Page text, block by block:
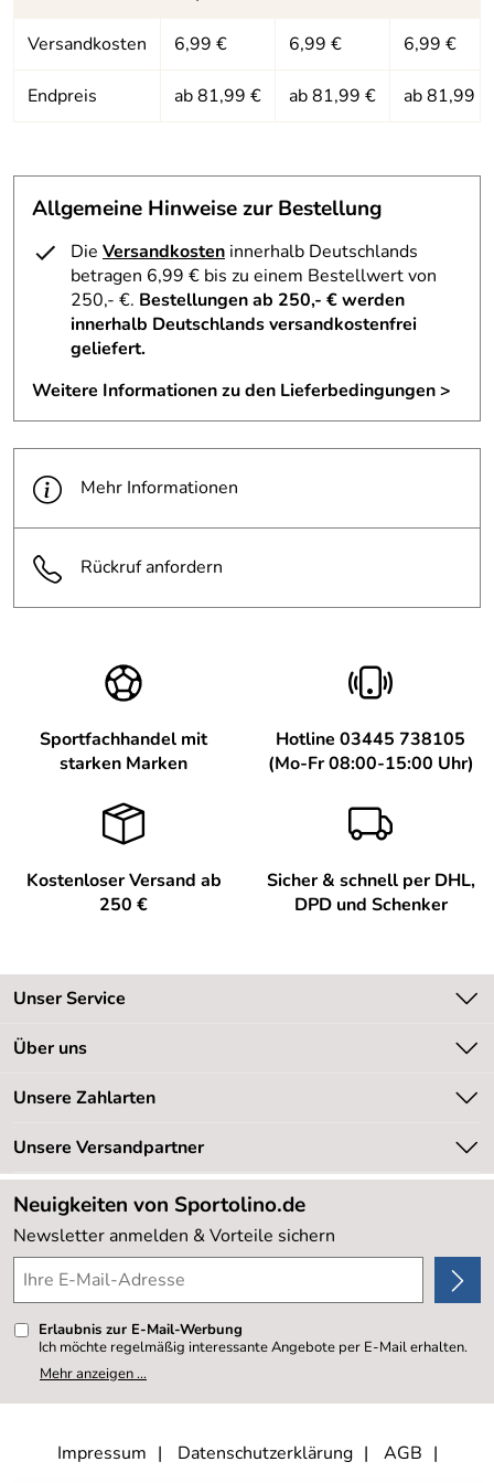
Hersteller: deuter Sport GmbH, Daimlerstraße 23, 86368
Gersthofen, https://www.deuter.com
Vorbereitung
Trinksystem:
ja
Versandkosten 6,99 € 6,99 € 6,99 €
Endpreis ab 81,99 € ab 81,99 € ab 81,99 €
Allgemeine Hinweise zur Bestellung
Die Versandkosten innerhalb Deutschlands
betragen 6,99 € bis zu einem Bestellwert von
250,- €. Bestellungen ab 250,- € werden
innerhalb Deutschlands versandkostenfrei
geliefert.
Weitere Informationen zu den Lieferbedingungen >
Mehr Informationen
Rückruf anfordern
Sportfachhandel mit
starken Marken
Hotline 03445 738105
(Mo-Fr 08:00-15:00 Uhr)
Kostenloser Versand ab
250 €
Sicher & schnell per DHL,
DPD und Schenker
Unser Service
Kontakt
Newsletter
Retourenabwicklung
Lieferbedingungen
Kundenlogin
Über uns
Unsere Bestseller
Neu
Sale %
Kundenbewertungen (20.178)
4,8/5*****
Unsere Zahlarten
Unsere Versandpartner
Neuigkeiten von Sportolino.de
Newsletter anmelden & Vorteile sichern
Erlaubnis zur E-Mail-Werbung
Ich möchte regelmäßig interessante Angebote per E-Mail erhalten.
Meine E-Mail-Adresse wird nicht an andere Unternehmen
weitergegeben. Zu statistischen Zwecken wird in anonymer Form
kann ich jederzeit mit Wirkung für die Zukunft widerrufen, indem ich
den Link "Abmelden" am Ende des Newsletters anklicke oder die
Mehr anzeigen ...
Impressum Datenschutzerklärung AGB